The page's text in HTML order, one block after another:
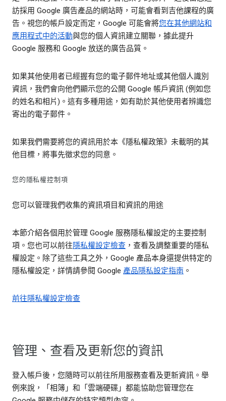
訪採用 Google 廣告產品的網站時，可能會看到吉他課程的廣
告。視您的帳戶設定而定，Google 可能會將您在其他網站和
應用程式中的活動與您的個人資訊建立關聯，據此提升
Google 服務和 Google 放送的廣告品質。
如果其他使用者已經握有您的電子郵件地址或其他個人識別
資訊，我們會向他們顯示您的公開 Google 帳戶資訊 (例如您
的姓名和相片)。這有多種用途，如有助於其他使用者辨識您
寄出的電子郵件。
如果我們需要將您的資訊用於本《隱私權政策》未載明的其
他目標，將事先徵求您的同意。
您的隱私權控制項
您可以管理我們收集的資訊項目和資訊的用途
本節介紹各個用於管理 Google 服務隱私權設定的主要控制
項。您也可以前往隱私權設定檢查 ，查看及調整重要的隱私
權設定。除了這些工具之外，Google 產品本身還提供特定的
隱私權設定，詳情請參閱 Google 產品隱私設定指南 。
前往隱私權設定檢查
管理、查看及更新您的資訊
登入帳戶後，您隨時可以前往所用服務查看及更新資訊。舉
例來說，「相簿」和「雲端硬碟」都能協助您管理您在